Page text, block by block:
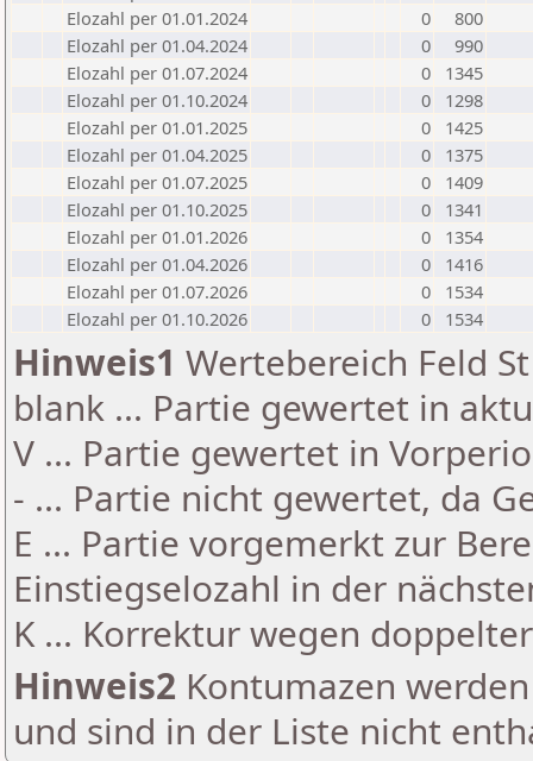
Elozahl per 01.01.2024
0
800
Elozahl per 01.04.2024
0
990
Elozahl per 01.07.2024
0
1345
Elozahl per 01.10.2024
0
1298
Elozahl per 01.01.2025
0
1425
Elozahl per 01.04.2025
0
1375
Elozahl per 01.07.2025
0
1409
Elozahl per 01.10.2025
0
1341
Elozahl per 01.01.2026
0
1354
Elozahl per 01.04.2026
0
1416
Elozahl per 01.07.2026
0
1534
Elozahl per 01.10.2026
0 1534
Hinweis1 Wertebereich Feld
blank ... Partie gewertet in
V ... Partie gewertet in
- ... Partie nicht gewertet, da
E ... Partie vorgemerkt zur
Einstiegselozahl in der
K ... Korrektur wegen
Hinweis2 Kontumazen
und sind in der Liste nicht